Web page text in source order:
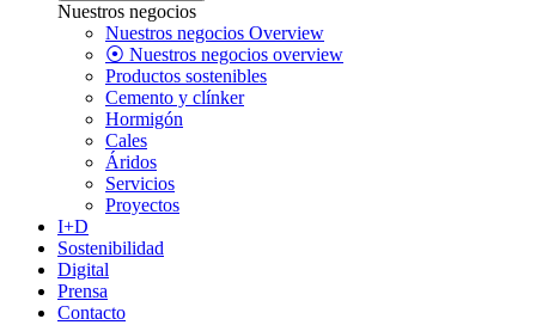
Nuestros negocios
Nuestros negocios Overview
⦿ Nuestros negocios overview
Productos sostenibles
Cemento y clínker
Hormigón
Cales
Áridos
Servicios
Proyectos
I+D
Sostenibilidad
Digital
Prensa
Contacto